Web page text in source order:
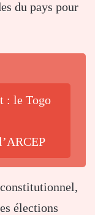
du pays pour
: le Togo
élections